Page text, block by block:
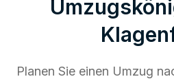
Planen Sie einen Umzug